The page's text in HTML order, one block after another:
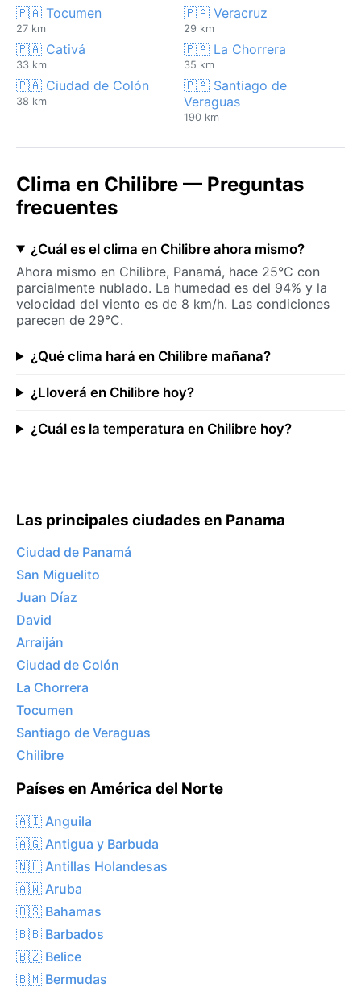
🇵🇦 Tocumen
27 km
🇵🇦 Veracruz
29 km
🇵🇦 Cativá
33 km
🇵🇦 La Chorrera
35 km
🇵🇦 Ciudad de Colón
38 km
🇵🇦 Santiago de
Veraguas
190 km
Clima en Chilibre — Preguntas
frecuentes
¿Cuál es el clima en Chilibre ahora mismo?
Ahora mismo en Chilibre, Panamá, hace 25°C con
parcialmente nublado. La humedad es del 94% y la
velocidad del viento es de 8 km/h. Las condiciones
parecen de 29°C.
¿Qué clima hará en Chilibre mañana?
¿Lloverá en Chilibre hoy?
¿Cuál es la temperatura en Chilibre hoy?
Las principales ciudades en Panama
Ciudad de Panamá
San Miguelito
Juan Díaz
David
Arraiján
Ciudad de Colón
La Chorrera
Tocumen
Santiago de Veraguas
Chilibre
Países en América del Norte
🇦🇮 Anguila
🇦🇬 Antigua y Barbuda
🇳🇱 Antillas Holandesas
🇦🇼 Aruba
🇧🇸 Bahamas
🇧🇧 Barbados
🇧🇿 Belice
🇧🇲 Bermudas